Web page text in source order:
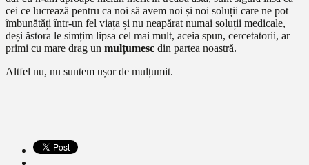
cei ce lucrează pentru ca noi să avem noi și noi soluții care ne pot
îmbunătăți într-un fel viața și nu neapărat numai soluții medicale,
deși ăstora le simțim lipsa cel mai mult, aceia spun, cercetatorii, ar
primi cu mare drag un mulțumesc din partea noastră.
Altfel nu, nu suntem ușor de mulțumit.